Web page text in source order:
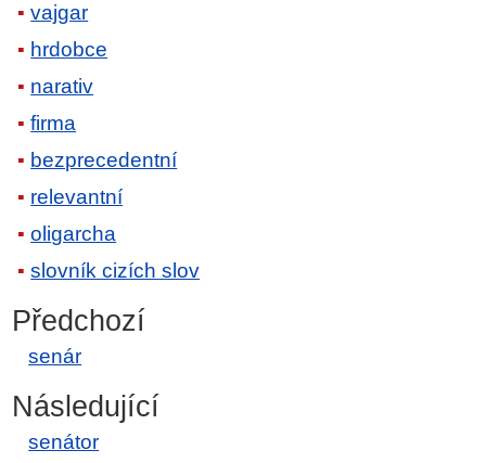
vajgar
hrdobce
narativ
firma
bezprecedentní
relevantní
oligarcha
slovník cizích slov
Předchozí
senár
Následující
senátor